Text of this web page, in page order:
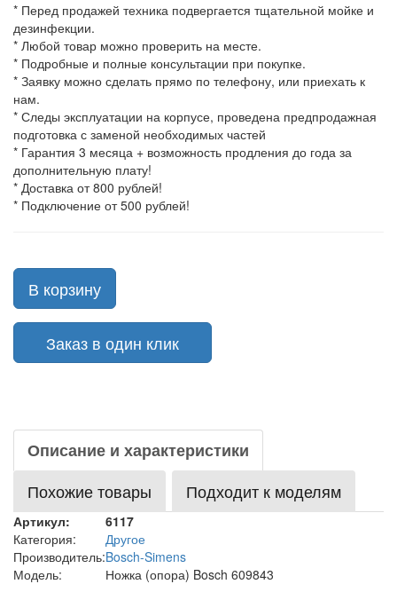
* Перед продажей техника подвергается тщательной мойке и
дезинфекции.
* Любой товар можно проверить на месте.
* Подробные и полные консультации при покупке.
* Заявку можно сделать прямо по телефону, или приехать к
нам.
* Следы эксплуатации на корпусе, проведена предпродажная
подготовка с заменой необходимых частей
* Гарантия 3 месяца + возможность продления до года за
дополнительную плату!
* Доставка от 800 рублей!
* Подключение от 500 рублей!
В корзину
Заказ в один клик
Описание и характеристики
Похожие товары
Подходит к моделям
Артикул:
6117
Категория:
Другое
Производитель:Bosch-Simens
Модель:
Ножка (опора) Bosch 609843